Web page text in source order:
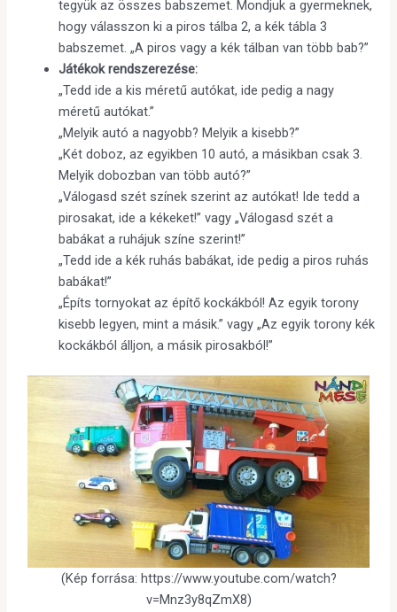
tegyük az összes babszemet. Mondjuk a gyermeknek,
hogy válasszon ki a piros tálba 2, a kék tábla 3
babszemet. „A piros vagy a kék tálban van több bab?”
Játékok rendszerezése:
„Tedd ide a kis méretű autókat, ide pedig a nagy
méretű autókat.”
„Melyik autó a nagyobb? Melyik a kisebb?”
„Két doboz, az egyikben 10 autó, a másikban csak 3.
Melyik dobozban van több autó?”
„Válogasd szét színek szerint az autókat! Ide tedd a
pirosakat, ide a kékeket!” vagy „Válogasd szét a
babákat a ruhájuk színe szerint!”
„Tedd ide a kék ruhás babákat, ide pedig a piros ruhás
babákat!”
„Építs tornyokat az építő kockákból! Az egyik torony
kisebb legyen, mint a másik.” vagy „Az egyik torony kék
kockákból álljon, a másik pirosakból!”
(Kép forrása: https://www.youtube.com/watch?
v=Mnz3y8qZmX8)